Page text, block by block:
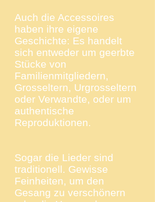
Auch die Accessoires
haben ihre eigene
Geschichte: Es handelt
sich entweder um geerbte
Stücke von
Familienmitgliedern,
Grosseltern, Urgrosseltern
oder Verwandte, oder um
authentische
Reproduktionen.
Sogar die Lieder sind
traditionell. Gewisse
Feinheiten, um den
Gesang zu verschönern